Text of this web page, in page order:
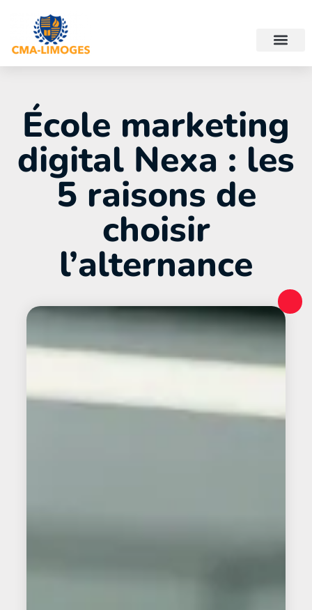
École marketing
digital Nexa : les
5 raisons de
choisir
l’alternance